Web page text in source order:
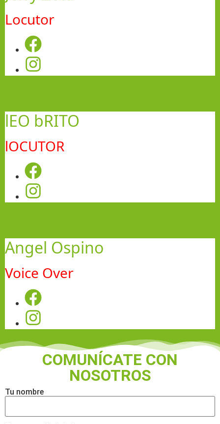
Locutor
lEO bRITO
lOCUTOR
Angel Ospino
Voice Over
COMUNÍCATE CON
NOSOTROS
Tu nombre